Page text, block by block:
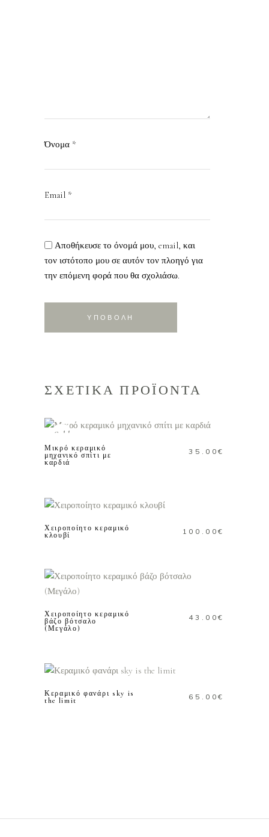
Όνομα *
Email *
Αποθήκευσε το όνομά μου, email, και
τον ιστότοπο μου σε αυτόν τον πλοηγό για
την επόμενη φορά που θα σχολιάσω.
ΣΧΕΤΙΚΑ ΠΡΟΪΟΝΤΑ
Sold
Μικρό κεραμικό
μηχανικό σπίτι με
καρδιά
35.00€
Χειροποίητο κεραμικό
κλουβί
100.00€
ΠΡΟΣΘΗΚΗ ΣΤΟ
Χειροποίητο κεραμικό
βάζο βότσαλο
(Μεγάλο)
43.00€
Κεραμικό φανάρι sky is
the limit
65.00€